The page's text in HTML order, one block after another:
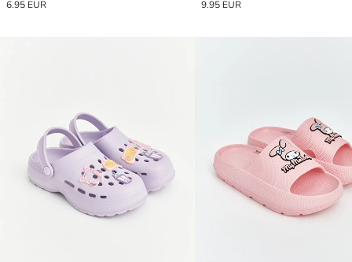
6.95 EUR 9.95 EUR